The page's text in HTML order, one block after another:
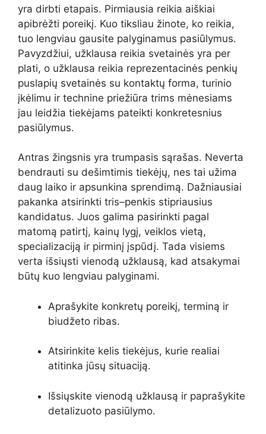
yra dirbti etapais. Pirmiausia reikia aiškiai
apibrėžti poreikį. Kuo tiksliau žinote, ko reikia,
tuo lengviau gausite palyginamus pasiūlymus.
Pavyzdžiui, užklausa reikia svetainės yra per
plati, o užklausa reikia reprezentacinės penkių
puslapių svetainės su kontaktų forma, turinio
įkėlimu ir technine priežiūra trims mėnesiams
jau leidžia tiekėjams pateikti konkretesnius
pasiūlymus.
Antras žingsnis yra trumpasis sąrašas. Neverta
bendrauti su dešimtimis tiekėjų, nes tai užima
daug laiko ir apsunkina sprendimą. Dažniausiai
pakanka atsirinkti tris–penkis stipriausius
kandidatus. Juos galima pasirinkti pagal
matomą patirtį, kainų lygį, veiklos vietą,
specializaciją ir pirminį įspūdį. Tada visiems
verta išsiųsti vienodą užklausą, kad atsakymai
būtų kuo lengviau palyginami.
Aprašykite konkretų poreikį, terminą ir
biudžeto ribas.
Atsirinkite kelis tiekėjus, kurie realiai
atitinka jūsų situaciją.
Išsiųskite vienodą užklausą ir paprašykite
detalizuoto pasiūlymo.